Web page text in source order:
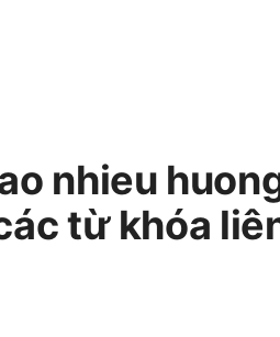
nhieu
từ khóa